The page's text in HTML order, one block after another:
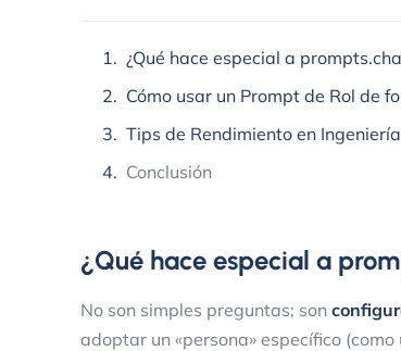
¿Qué hace especial a
Cómo usar un Prompt de Rol de
Tips de Rendimiento en
Conclusión
¿Qué hace especial a
No son simples preguntas; son
adoptar un «persona» específico